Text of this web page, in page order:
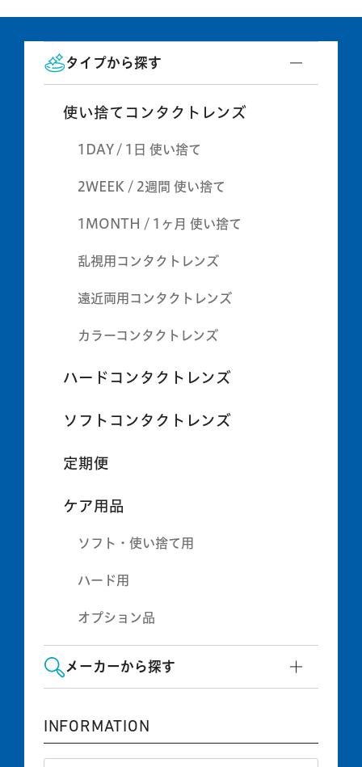
タイプから探す
使い捨てコンタクトレンズ
1DAY / 1日 使い捨て
2WEEK / 2週間 使い捨て
1MONTH / 1ヶ月 使い捨て
乱視用コンタクトレンズ
遠近両用コンタクトレンズ
カラーコンタクトレンズ
ハードコンタクトレンズ
ソフトコンタクトレンズ
定期便
ケア用品
ソフト・使い捨て用
ハード用
オプション品
メーカーから探す
INFORMATION